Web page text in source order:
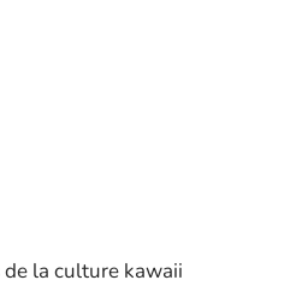
la culture kawaii